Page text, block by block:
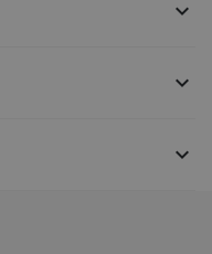


